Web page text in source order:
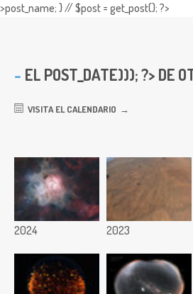
>post_name; } // $post = get_post(); ?>
EL POST_DATE))); ?> DE
VISITA EL CALENDARIO
2024 2023